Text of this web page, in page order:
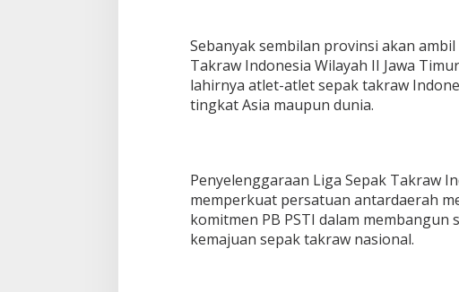
‎Sebanyak sembilan provinsi akan
Takraw Indonesia Wilayah II Jawa
lahirnya atlet-atlet sepak takraw
tingkat Asia maupun dunia.
‎Penyelenggaraan Liga Sepak Takraw
memperkuat persatuan antardaerah
komitmen PB PSTI dalam
kemajuan sepak takraw nasional.